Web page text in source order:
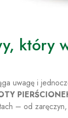
który
uwagę i
– od